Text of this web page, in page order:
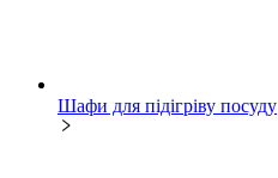
Шафи для підігріву посуду